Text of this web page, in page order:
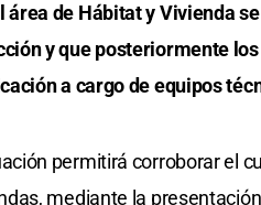
área de Hábitat y Vivienda
y que posteriormente
a cargo de equipos
permitirá corroborar el
mediante la